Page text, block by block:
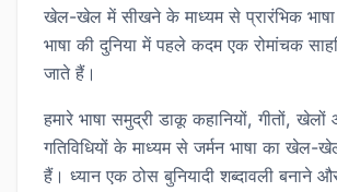
खेल-खेल में सीखने के माध्यम से प्रारंभिक भाषा
भाषा की दुनिया में पहले कदम एक रोमांचक
जाते हैं।
हमारे भाषा समुद्री डाकू कहानियों, गीतों,
गतिविधियों के माध्यम से जर्मन भाषा का
हैं। ध्यान एक ठोस बुनियादी शब्दावली बनाने